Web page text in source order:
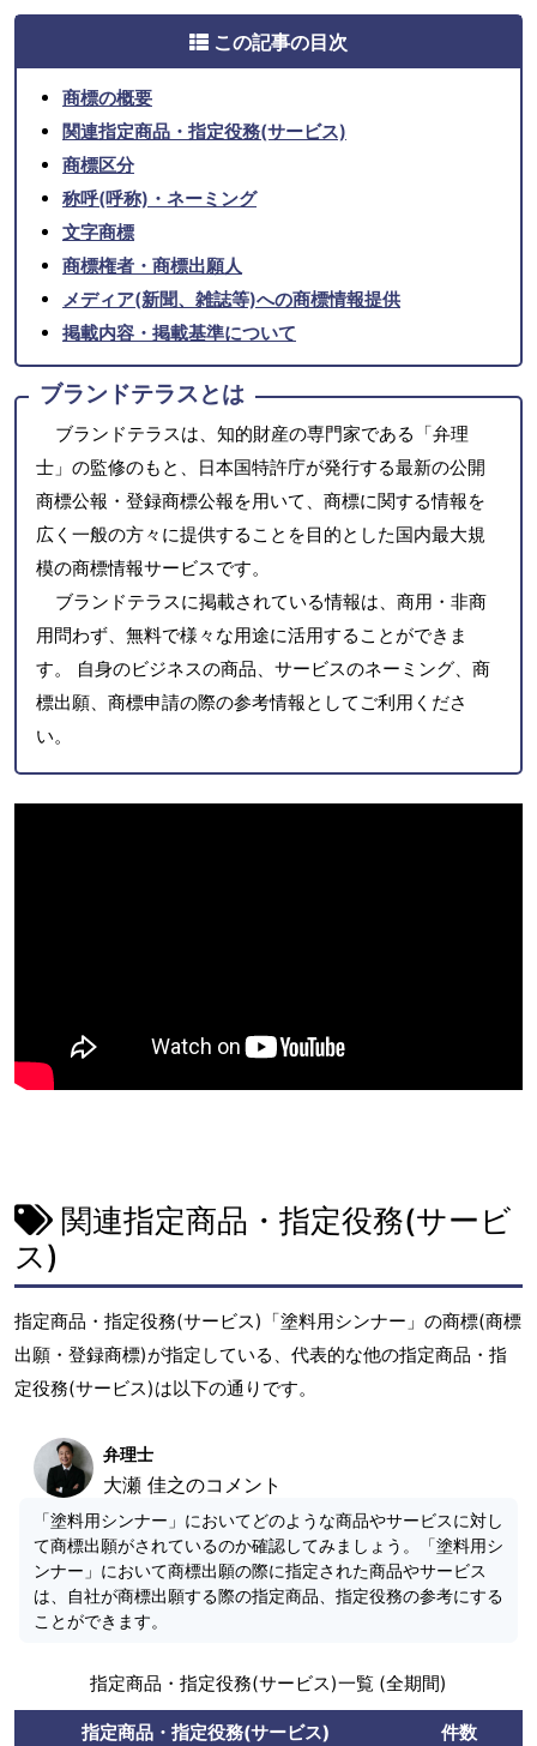
この記事の目次
商標の概要
関連指定商品・指定役務(サービス)
商標区分
称呼(呼称)・ネーミング
文字商標
商標権者・商標出願人
メディア(新聞、雑誌等)への商標情報提供
掲載内容・掲載基準について
ブランドテラスとは
ブランドテラスは、知的財産の専門家である「弁理
士」の監修のもと、日本国特許庁が発行する最新の公開
商標公報・登録商標公報を用いて、商標に関する情報を
広く一般の方々に提供することを目的とした国内最大規
模の商標情報サービスです。
ブランドテラスに掲載されている情報は、商用・非商
用問わず、無料で様々な用途に活用することができま
す。 自身のビジネスの商品、サービスのネーミング、商
標出願、商標申請の際の参考情報としてご利用くださ
い。
関連指定商品・指定役務(サービ
ス)
指定商品・指定役務(サービス)「塗料用シンナー」の商標(商標
出願・登録商標)が指定している、代表的な他の指定商品・指
定役務(サービス)は以下の通りです。
弁理士
大瀬 佳之のコメント
「塗料用シンナー」においてどのような商品やサービスに対し
て商標出願がされているのか確認してみましょう。「塗料用シ
ンナー」において商標出願の際に指定された商品やサービス
は、自社が商標出願する際の指定商品、指定役務の参考にする
ことができます。
指定商品・指定役務(サービス)一覧 (全期間)
指定商品・指定役務(サービス) 件数